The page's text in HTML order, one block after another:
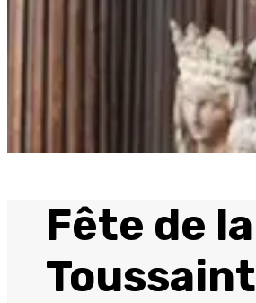
Fête de la
Toussaint